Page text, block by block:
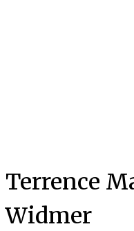
Terrence
Widmer